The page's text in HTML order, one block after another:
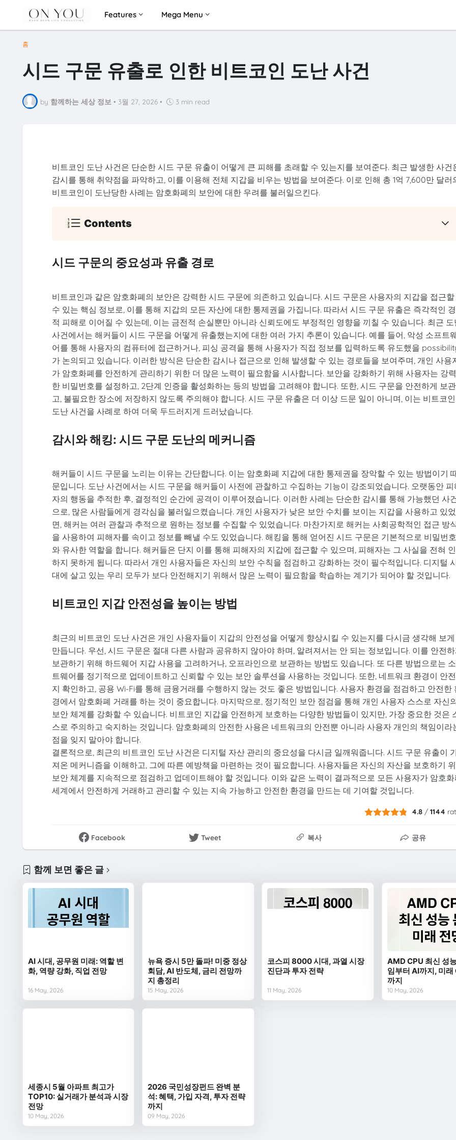
Features Mega Menu
홈
시드 구문 유출로 인한 비트코인 도난 사건
by 함께하는 세상 정보 • 3월 27, 2026 • 3 min read
비트코인 도난 사건은 단순한 시드 구문 유출이 어떻게 큰 피해를 초래할 수 있는지를 보여준다. 최근 발생한 사건
감시를 통해 취약점을 파악하고, 이를 이용해 전체 지갑을 비우는 방법을 보여준다. 이로 인해 총 1억 7,600만 달러
비트코인이 도난당한 사례는 암호화폐의 보안에 대한 우려를 불러일으킨다.
Contents
시드 구문의 중요성과 유출 경로
비트코인과 같은 암호화폐의 보안은 강력한 시드 구문에 의존하고 있습니다. 시드 구문은 사용자의 지갑을 접근할
수 있는 핵심 정보로, 이를 통해 지갑의 모든 자산에 대한 통제권을 가집니다. 따라서 시드 구문 유출은 즉각적인
적 피해로 이어질 수 있는데, 이는 금전적 손실뿐만 아니라 신뢰도에도 부정적인 영향을 끼칠 수 있습니다. 최근 도
사건에서는 해커들이 시드 구문을 어떻게 유출했는지에 대한 여러 가지 추론이 있습니다. 예를 들어, 악성 소프트
어를 통해 사용자의 컴퓨터에 접근하거나, 피싱 공격을 통해 사용자가 직접 정보를 입력하도록 유도했을
가 논의되고 있습니다. 이러한 방식은 단순한 감시나 접근으로 인해 발생할 수 있는 경로들을 보여주며, 개인 사용
가 암호화폐를 안전하게 관리하기 위한 더 많은 노력이 필요함을 시사합니다. 보안을 강화하기 위해 사용자는 강력
한 비밀번호를 설정하고, 2단계 인증을 활성화하는 등의 방법을 고려해야 합니다. 또한, 시드 구문을 안전하게 보
고, 불필요한 장소에 저장하지 않도록 주의해야 합니다. 시드 구문 유출은 더 이상 드문 일이 아니며, 이는 비트코인
도난 사건을 사례로 하여 더욱 두드러지게 드러났습니다.
감시와 해킹: 시드 구문 도난의 메커니즘
해커들이 시드 구문을 노리는 이유는 간단합니다. 이는 암호화폐 지갑에 대한 통제권을 장악할 수 있는 방법이기
문입니다. 도난 사건에서는 시드 구문을 해커들이 사전에 관찰하고 수집하는 기능이 강조되었습니다. 오랫동안 피
자의 행동을 추적한 후, 결정적인 순간에 공격이 이루어졌습니다. 이러한 사례는 단순한 감시를 통해 가능했던 사
으로, 많은 사람들에게 경각심을 불러일으켰습니다. 개인 사용자가 낮은 보안 수치를 보이는 지갑을 사용하고 있
면, 해커는 여러 관찰과 추적으로 원하는 정보를 수집할 수 있었습니다. 마찬가지로 해커는 사회공학적인 접근 방
을 사용하여 피해자를 속이고 정보를 빼낼 수도 있었습니다. 해킹을 통해 얻어진 시드 구문은 기본적으로 비밀번호
와 유사한 역할을 합니다. 해커들은 단지 이를 통해 피해자의 지갑에 접근할 수 있으며, 피해자는 그 사실을 전혀
하지 못하게 됩니다. 따라서 개인 사용자들은 자신의 보안 수칙을 점검하고 강화하는 것이 필수적입니다. 디지털
대에 살고 있는 우리 모두가 보다 안전해지기 위해서 많은 노력이 필요함을 학습하는 계기가 되어야 할 것입니다.
비트코인 지갑 안전성을 높이는 방법
최근의 비트코인 도난 사건은 개인 사용자들이 지갑의 안전성을 어떻게 향상시킬 수 있는지를 다시금 생각해 보게
만듭니다. 우선, 시드 구문은 절대 다른 사람과 공유하지 않아야 하며, 알려져서는 안 되는 정보입니다. 이를 안전하
보관하기 위해 하드웨어 지갑 사용을 고려하거나, 오프라인으로 보관하는 방법도 있습니다. 또 다른 방법으로는
트웨어를 정기적으로 업데이트하고 신뢰할 수 있는 보안 솔루션을 사용하는 것입니다. 또한, 네트워크 환경이 안
지 확인하고, 공용 Wi-Fi를 통해 금융거래를 수행하지 않는 것도 좋은 방법입니다. 사용자 환경을 점검하고 안전한
경에서 암호화폐 거래를 하는 것이 중요합니다. 마지막으로, 정기적인 보안 점검을 통해 개인 사용자 스스로 자신
보안 체계를 강화할 수 있습니다. 비트코인 지갑을 안전하게 보호하는 다양한 방법들이 있지만, 가장 중요한 것은
스로 주의하고 숙지하는 것입니다. 암호화폐의 안전한 사용은 네트워크의 안전뿐 아니라 사용자 개인의 책임이라
점을 잊지 말아야 합니다.
결론적으로, 최근의 비트코인 도난 사건은 디지털 자산 관리의 중요성을 다시금 일깨워줍니다. 시드 구문 유출이
져온 메커니즘을 이해하고, 그에 따른 예방책을 마련하는 것이 필요합니다. 사용자들은 자신의 자산을 보호하기
보안 체계를 지속적으로 점검하고 업데이트해야 할 것입니다. 이와 같은 노력이 결과적으로 모든 사용자가 암호화
세계에서 안전하게 거래하고 관리할 수 있는 지속 가능하고 안전한 환경을 만드는 데 기여할 것입니다.
4.8 /1144
Facebook Tweet 복사 공유
함께 보면 좋은 글
AI 시대, 공무원 미래: 역할 변
화, 역량 강화, 직업 전망
16 May, 2026
뉴욕 증시 5만 돌파! 미중 정상
회담, AI 반도체, 금리 전망까
지 총정리
15 May, 2026
코스피 8000 시대, 과열 시장
진단과 투자 전략
11 May, 2026
AMD CPU 최신 성
임부터 AI까지, 미래
까지
10 May, 2026
세종시 5월 아파트 최고가
TOP10: 실거래가 분석과 시장
전망
10 May, 2026
2026 국민성장펀드 완벽 분
석: 혜택, 가입 자격, 투자 전략
까지
09 May, 2026